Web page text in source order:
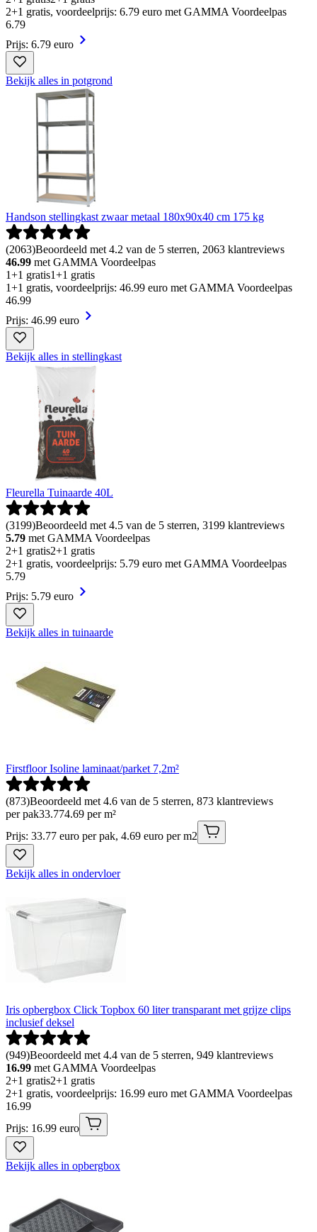
2+1 gratis, voordeelprijs: 6.79 euro met GAMMA Voordeelpas
6.79
Prijs: 6.79 euro
Bekijk alles in potgrond
Handson stellingkast zwaar metaal 180x90x40 cm 175 kg
(2063)Beoordeeld met 4.2 van de 5 sterren, 2063 klantreviews
46.99 met GAMMA Voordeelpas
1+1 gratis1+1 gratis
1+1 gratis, voordeelprijs: 46.99 euro met GAMMA Voordeelpas
46.99
Prijs: 46.99 euro
Bekijk alles in stellingkast
Fleurella Tuinaarde 40L
(3199)Beoordeeld met 4.5 van de 5 sterren, 3199 klantreviews
5.79 met GAMMA Voordeelpas
2+1 gratis2+1 gratis
2+1 gratis, voordeelprijs: 5.79 euro met GAMMA Voordeelpas
5.79
Prijs: 5.79 euro
Bekijk alles in tuinaarde
Firstfloor Isoline laminaat/parket 7,2m²
(873)Beoordeeld met 4.6 van de 5 sterren, 873 klantreviews
per pak33.774.69 per m²
Prijs: 33.77 euro per pak, 4.69 euro per m2
Bekijk alles in ondervloer
Iris opbergbox Click Topbox 60 liter transparant met grijze clips
inclusief deksel
(949)Beoordeeld met 4.4 van de 5 sterren, 949 klantreviews
16.99 met GAMMA Voordeelpas
2+1 gratis2+1 gratis
2+1 gratis, voordeelprijs: 16.99 euro met GAMMA Voordeelpas
16.99
Prijs: 16.99 euro
Bekijk alles in opbergbox